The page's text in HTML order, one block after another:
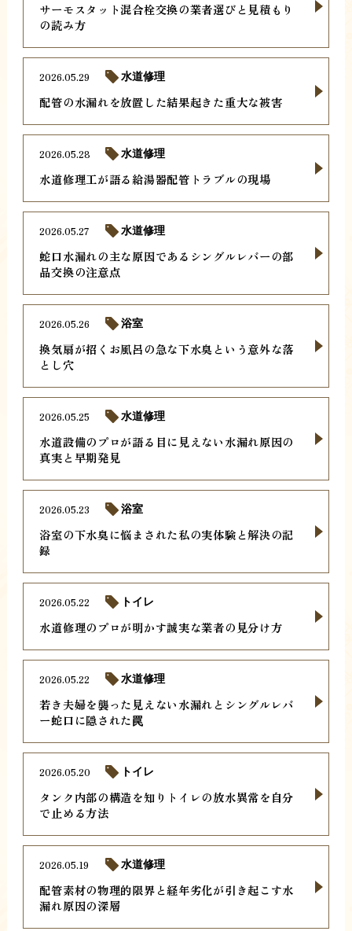
サーモスタット混合栓交換の業者選びと見積もり
の読み方
配管の水漏れを放置した結果起きた重大な被害
2026.05.29 水道修理
水道修理工が語る給湯器配管トラブルの現場
2026.05.28 水道修理
蛇口水漏れの主な原因であるシングルレバーの部
品交換の注意点
2026.05.27 水道修理
換気扇が招くお風呂の急な下水臭という意外な落
とし穴
2026.05.26 浴室
水道設備のプロが語る目に見えない水漏れ原因の
真実と早期発見
2026.05.25 水道修理
浴室の下水臭に悩まされた私の実体験と解決の記
録
2026.05.23 浴室
水道修理のプロが明かす誠実な業者の見分け方
2026.05.22 トイレ
若き夫婦を襲った見えない水漏れとシングルレバ
ー蛇口に隠された罠
2026.05.22 水道修理
タンク内部の構造を知りトイレの放水異常を自分
で止める方法
2026.05.20 トイレ
配管素材の物理的限界と経年劣化が引き起こす水
漏れ原因の深層
2026.05.19 水道修理